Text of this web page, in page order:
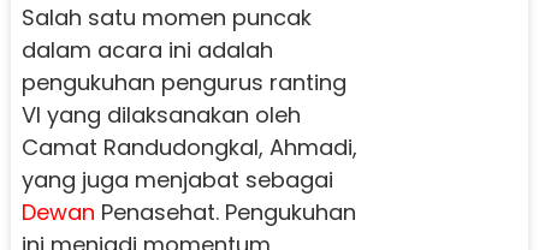
Salah satu momen puncak
dalam acara ini adalah
pengukuhan pengurus ranting
Vl yang dilaksanakan oleh
Camat Randudongkal, Ahmadi,
yang juga menjabat sebagai
Dewan Penasehat. Pengukuhan